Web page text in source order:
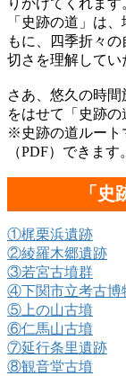
りかけてくれます
「史跡の道」は
もに、四季折々
切さを理解してい
さあ、悠久の時
をはせて「史跡の
※史跡の道ルート
（PDF）できます。
「
①梶栗浜遺跡
②綾羅木郷遺跡
③若宮古墳群
④下関市立考古博
⑤上の山古墳
⑥仁馬山古墳
⑦延行条里遺跡
⑧観音堂古墳